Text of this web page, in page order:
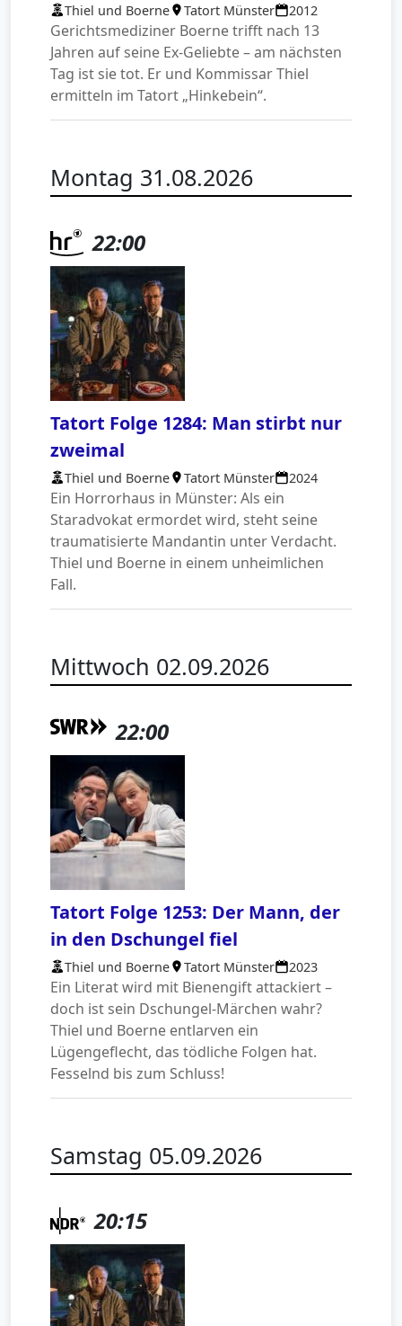
Thiel und Boerne Tatort Münster 2012
Gerichtsmediziner Boerne trifft nach 13
Jahren auf seine Ex-Geliebte – am nächsten
Tag ist sie tot. Er und Kommissar Thiel
ermitteln im Tatort „Hinkebein“.
Montag 31.08.2026
22:00
Tatort Folge 1284: Man stirbt nur
zweimal
Thiel und Boerne Tatort Münster 2024
Ein Horrorhaus in Münster: Als ein
Staradvokat ermordet wird, steht seine
traumatisierte Mandantin unter Verdacht.
Thiel und Boerne in einem unheimlichen
Fall.
Mittwoch 02.09.2026
22:00
Tatort Folge 1253: Der Mann, der
in den Dschungel fiel
Thiel und Boerne Tatort Münster 2023
Ein Literat wird mit Bienengift attackiert –
doch ist sein Dschungel-Märchen wahr?
Thiel und Boerne entlarven ein
Lügengeflecht, das tödliche Folgen hat.
Fesselnd bis zum Schluss!
Samstag 05.09.2026
20:15